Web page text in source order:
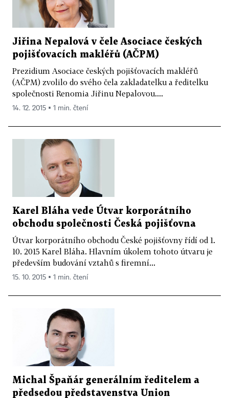
Jiřina Nepalová v čele Asociace českých
pojišťovacích makléřů (AČPM)
Prezidium Asociace českých pojišťovacích makléřů
(AČPM) zvolilo do svého čela zakladatelku a ředitelku
společnosti Renomia Jiřinu Nepalovou....
14. 12. 2015 ▪ 1 min. čtení
Karel Bláha vede Útvar korporátního
obchodu společnosti Česká pojišťovna
Útvar korporátního obchodu České pojišťovny řídí od 1.
10. 2015 Karel Bláha. Hlavním úkolem tohoto útvaru je
především budování vztahů s firemní...
15. 10. 2015 ▪ 1 min. čtení
Michal Špaňár generálním ředitelem a
předsedou představenstva Union